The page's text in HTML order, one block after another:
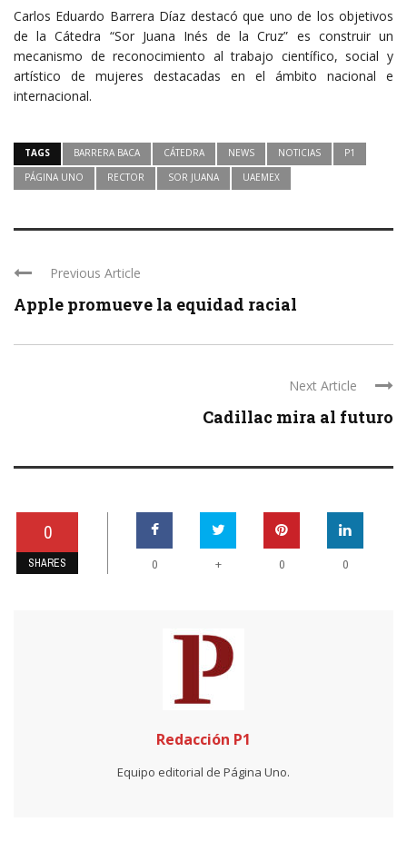
Carlos Eduardo Barrera Díaz destacó que uno de los objetivos
de la Cátedra “Sor Juana Inés de la Cruz” es construir un
mecanismo de reconocimiento al trabajo científico, social y
artístico de mujeres destacadas en el ámbito nacional e
internacional.
TAGS BARRERA BACA CÁTEDRA NEWS NOTICIAS
P1
PÁGINA UNO
RECTOR SOR JUANA UAEMEX
Previous Article
Apple promueve la equidad racial
Next Article
Cadillac mira al futuro
0
SHARES 0 + 0 0
Redacción P1
Equipo editorial de Página Uno.